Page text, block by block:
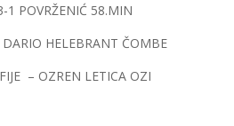
1 POVRŽENIĆ 58.MIN
HELEBRANT ČOMBE
– OZREN LETICA OZI